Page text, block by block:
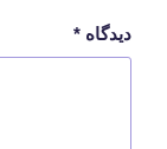
دیدگاه *